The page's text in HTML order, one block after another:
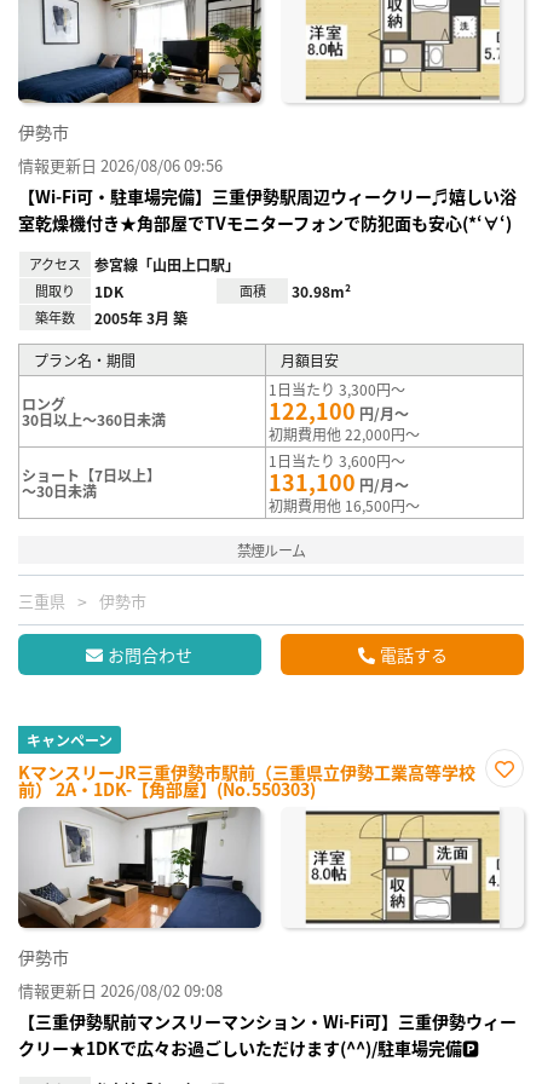
り登
伊勢市
情報更新日 2026/08/06 09:56
【Wi-Fi可・駐車場完備】三重伊勢駅周辺ウィークリー♬嬉しい浴
室乾燥機付き★角部屋でTVモニターフォンで防犯面も安心(*‘∀‘)
アクセス 参宮線「山田上口駅」
間取り 1DK 面積 30.98m²
築年数 2005年 3月 築
プラン名・期間 月額目安
ロング
30日以上～360日未満
1日当たり 3,300円～
122,100 円/月～
初期費用他 22,000円～
ショート【7日以上】
～30日未満
1日当たり 3,600円～
131,100 円/月～
初期費用他 16,500円～
禁煙ルーム
三重県 伊勢市
お問合わせ 電話する
キャンペーン
KマンスリーJR三重伊勢市駅前（三重県立伊勢工業高等学校
前） 2A・1DK-【角部屋】(No.550303)
に入
伊勢市
情報更新日 2026/08/02 09:08
【三重伊勢駅前マンスリーマンション・Wi-Fi可】三重伊勢ウィー
クリー★1DKで広々お過ごしいただけます(^^)/駐車場完備🅿